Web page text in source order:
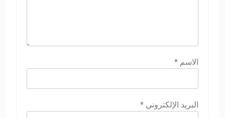
الاسم *
البريد الإلكتروني *